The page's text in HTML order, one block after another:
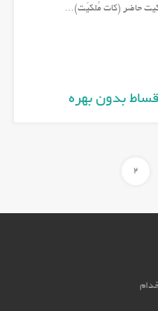
حاضر (کات مُلکیَت)…
2